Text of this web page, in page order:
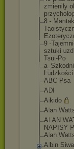
zmienily
8 -
9 -
sztuki
Tsui-Po
Ludzkości
ABC Psa
ADI
Aikido
Alan
ALAN
NAPISY
Alan
Albin